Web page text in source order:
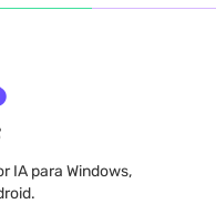
IA para Windows,